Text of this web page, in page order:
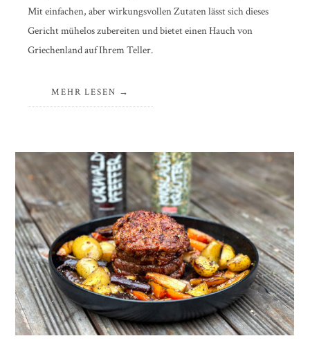
Mit einfachen, aber wirkungsvollen Zutaten lässt sich dieses
Gericht mühelos zubereiten und bietet einen Hauch von
Griechenland auf Ihrem Teller.
MEHR LESEN